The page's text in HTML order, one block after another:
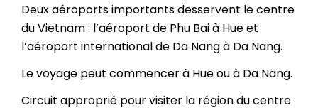
Deux aéroports importants desservent le centre
du Vietnam : l’aéroport de Phu Bai à Hue et
l’aéroport international de Da Nang à Da Nang.
Le voyage peut commencer à Hue ou à Da Nang.
Circuit approprié pour visiter la région du centre